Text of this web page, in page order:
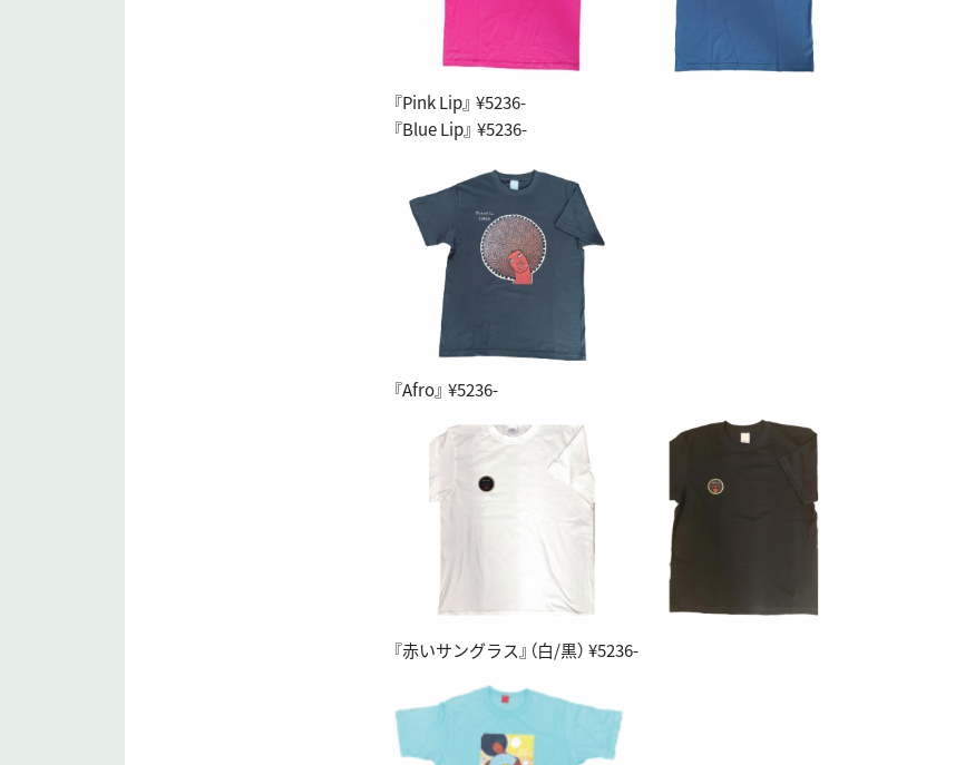
『Pink Lip』 ¥5236-
『Blue Lip』 ¥5236-
『Afro』 ¥5236-
『赤いサングラス』（白/黒） ¥5236-